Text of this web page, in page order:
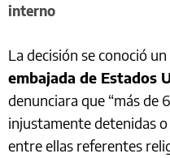
interno
La decisión se conoció
embajada de Estados
denunciara que “más de
injustamente detenidas o
entre ellas referentes